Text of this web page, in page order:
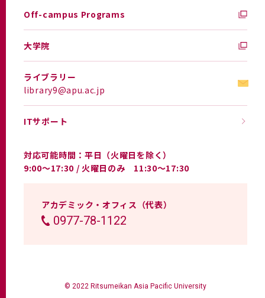
Off-campus Programs
大学院
ライブラリー
library9@apu.ac.jp
ITサポート
対応可能時間： 平日（火曜日を除く）
9:00～17:30 / 火曜日のみ 11:30～17:30
アカデミック・オフィス（代表）
0977-78-1122
© 2022 Ritsumeikan Asia Pacific University